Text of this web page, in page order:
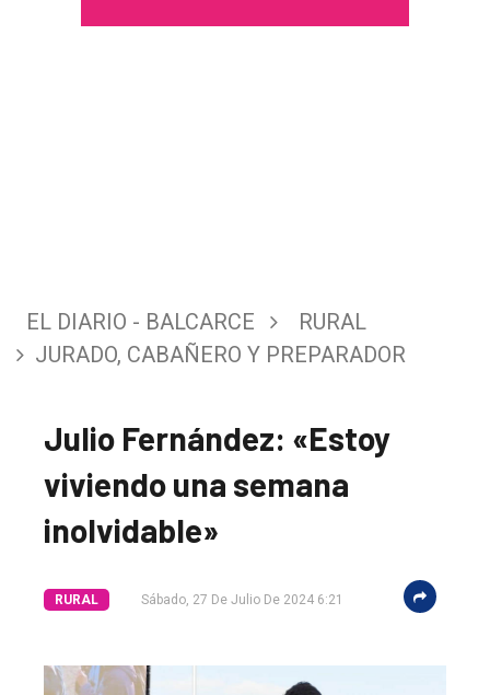
EL DIARIO - BALCARCE
RURAL
JURADO, CABAÑERO Y PREPARADOR
Julio Fernández: «Estoy
viviendo una semana
inolvidable»
RURAL Sábado, 27 De Julio De 2024 6:21